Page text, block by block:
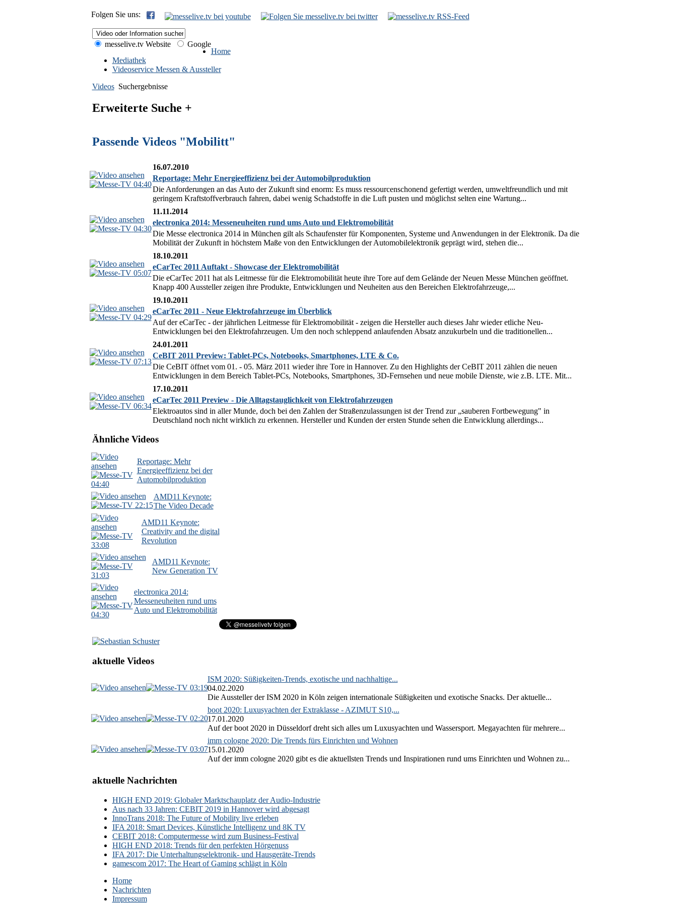
Folgen Sie uns:
messelive.tv Website
Google
Home
Mediathek
Videoservice Messen & Aussteller
Videos Suchergebnisse
Erweiterte Suche +
Passende Videos "Mobilitt"
04:40
16.07.2010
Reportage: Mehr Energieeffizienz bei der Automobilproduktion
Die Anforderungen an das Auto der Zukunft sind enorm: Es muss ressourcenschonend gefertigt werden, umweltfreundlich und mit
geringem Kraftstoffverbrauch fahren, dabei wenig Schadstoffe in die Luft pusten und möglichst selten eine Wartung...
04:30
11.11.2014
electronica 2014: Messeneuheiten rund ums Auto und Elektromobilität
Die Messe electronica 2014 in München gilt als Schaufenster für Komponenten, Systeme und Anwendungen in der Elektronik. Da die
Mobilität der Zukunft in höchstem Maße von den Entwicklungen der Automobilelektronik geprägt wird, stehen die...
05:07
18.10.2011
eCarTec 2011 Auftakt - Showcase der Elektromobilität
Die eCarTec 2011 hat als Leitmesse für die Elektromobilität heute ihre Tore auf dem Gelände der Neuen Messe München geöffnet.
Knapp 400 Aussteller zeigen ihre Produkte, Entwicklungen und Neuheiten aus den Bereichen Elektrofahrzeuge,...
04:29
19.10.2011
eCarTec 2011 - Neue Elektrofahrzeuge im Überblick
Auf der eCarTec - der jährlichen Leitmesse für Elektromobilität - zeigen die Hersteller auch dieses Jahr wieder etliche Neu-
Entwicklungen bei den Elektrofahrzeugen. Um den noch schleppend anlaufenden Absatz anzukurbeln und die traditionellen...
07:13
24.01.2011
CeBIT 2011 Preview: Tablet-PCs, Notebooks, Smartphones, LTE & Co.
Die CeBIT öffnet vom 01. - 05. März 2011 wieder ihre Tore in Hannover. Zu den Highlights der CeBIT 2011 zählen die neuen
Entwicklungen in dem Bereich Tablet-PCs, Notebooks, Smartphones, 3D-Fernsehen und neue mobile Dienste, wie z.B. LTE. Mit...
06:34
17.10.2011
eCarTec 2011 Preview - Die Alltagstauglichkeit von Elektrofahrzeugen
Elektroautos sind in aller Munde, doch bei den Zahlen der Straßenzulassungen ist der Trend zur „sauberen Fortbewegung" in
Deutschland noch nicht wirklich zu erkennen. Hersteller und Kunden der ersten Stunde sehen die Entwicklung allerdings...
Ähnliche Videos
04:40
Reportage: Mehr
Energieeffizienz bei der
Automobilproduktion
22:15
AMD11 Keynote:
The Video Decade
33:08
AMD11 Keynote:
Creativity and the digital
Revolution
31:03
AMD11 Keynote:
New Generation TV
04:30
electronica 2014:
Messeneuheiten rund ums
Auto und Elektromobilität
aktuelle Videos
03:19
ISM 2020: Süßigkeiten-Trends, exotische und nachhaltige...
04.02.2020
Die Aussteller der ISM 2020 in Köln zeigen internationale Süßigkeiten und exotische Snacks. Der aktuelle...
02:20
boot 2020: Luxusyachten der Extraklasse - AZIMUT S10,...
17.01.2020
Auf der boot 2020 in Düsseldorf dreht sich alles um Luxusyachten und Wassersport. Megayachten für mehrere...
03:07
imm cologne 2020: Die Trends fürs Einrichten und Wohnen
15.01.2020
Auf der imm cologne 2020 gibt es die aktuellsten Trends und Inspirationen rund ums Einrichten und Wohnen zu...
aktuelle Nachrichten
HIGH END 2019: Globaler Marktschauplatz der Audio-Industrie
Aus nach 33 Jahren: CEBIT 2019 in Hannover wird abgesagt
InnoTrans 2018: The Future of Mobility live erleben
IFA 2018: Smart Devices, Künstliche Intelligenz und 8K TV
CEBIT 2018: Computermesse wird zum Business-Festival
HIGH END 2018: Trends für den perfekten Hörgenuss
IFA 2017: Die Unterhaltungselektronik- und Hausgeräte-Trends
gamescom 2017: The Heart of Gaming schlägt in Köln
Home
Nachrichten
Impressum